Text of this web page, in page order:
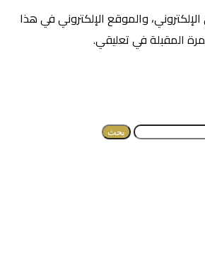
والموقع الإلكتروني في هذا
المقبلة في تعليقي.